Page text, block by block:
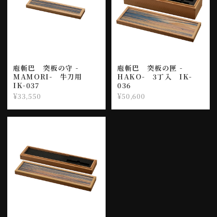
庖斬巴 突板の守 -
MAMORI- 牛刀用
IK-037
¥33,550
庖斬巴 突板の匣 -
HAKO- 3丁入 IK-
036
¥50,600